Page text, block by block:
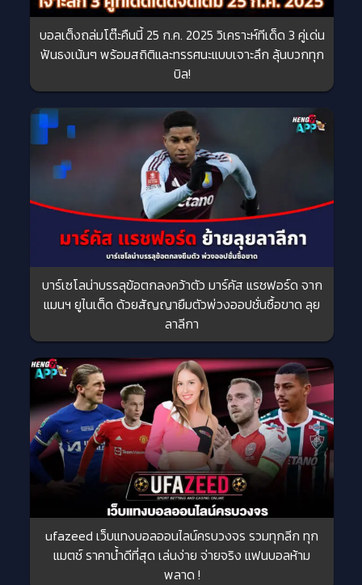
บอลเต็งถล่มโต๊ะคืนนี้ 25 ก.ค. 2025 วิเคราะห์ทีเด็ด 3 คู่เด่น
ฟันธงเน้นๆ พร้อมสถิติและทรรศนะแบบเจาะลึก ลุ้นบวกทุก
บิล!
บาร์เซโลน่าบรรลุข้อตกลงคว้าตัว มาร์คัส แรชฟอร์ด จาก
แมนฯ ยูไนเต็ด ด้วยสัญญายืมตัวพ่วงออปชั่นซื้อขาด ลุย
ลาลีกา
ufazeed เว็บแทงบอลออนไลน์ครบวงจร รวมทุกลีก ทุก
แมตช์ ราคาน้ำดีที่สุด เล่นง่าย จ่ายจริง แฟนบอลห้าม
พลาด !